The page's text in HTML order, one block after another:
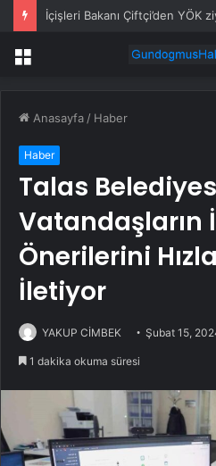
İçişleri Bakanı Çiftçi’den YÖK
Menü
Anasayfa / Haber
Haber
Talas
Vatandaşların
Önerilerini
İletiyor
YAKUP CİMBEK Şubat 15,
1 dakika okuma süresi